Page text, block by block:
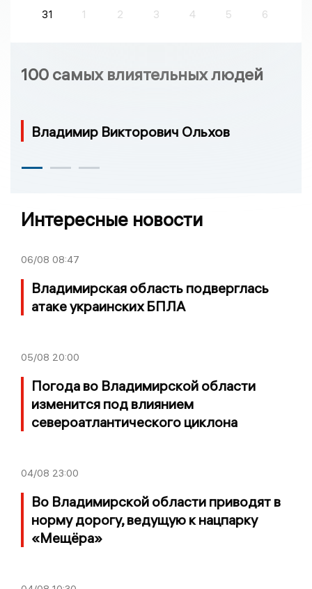
31
1 2 3 4 5 6
100 самых влиятельных людей
Владимир Викторович Ольхов
Интересные новости
06/08 08:47
Владимирская область подверглась
атаке украинских БПЛА
05/08 20:00
Погода во Владимирской области
изменится под влиянием
североатлантического циклона
04/08 23:00
Во Владимирской области приводят в
норму дорогу, ведущую к нацпарку
«Мещёра»